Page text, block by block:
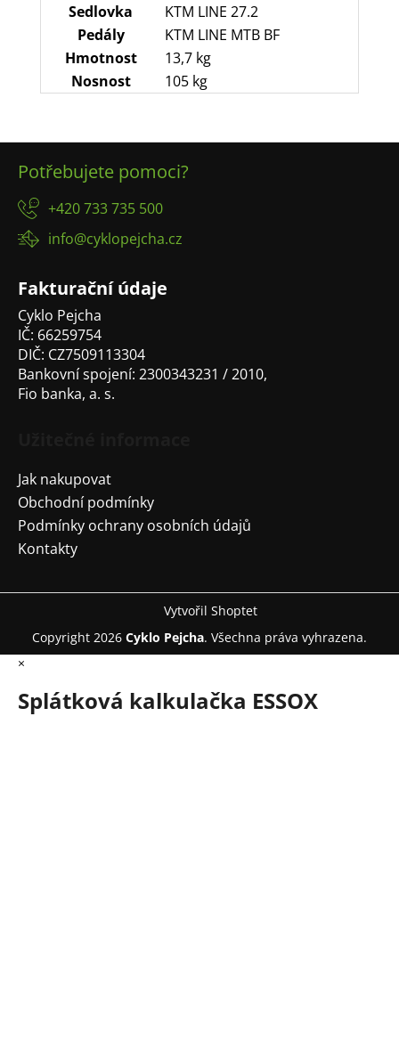
Sedlovka
KTM LINE 27.2
Pedály
KTM LINE MTB BF
Hmotnost
13,7 kg
Nosnost
105 kg
Z
Potřebujete pomoci?
+420 733 735 500
info@cyklopejcha.cz
Fakturační údaje
Cyklo Pejcha
IČ: 66259754
DIČ: CZ7509113304
Bankovní spojení: 2300343231 / 2010,
Fio banka, a. s.
Jak nakupovat
Obchodní podmínky
Podmínky ochrany osobních údajů
Kontakty
Vytvořil Shoptet
Copyright 2026 Cyklo Pejcha. Všechna práva vyhrazena.
×
Splátková kalkulačka ESSOX